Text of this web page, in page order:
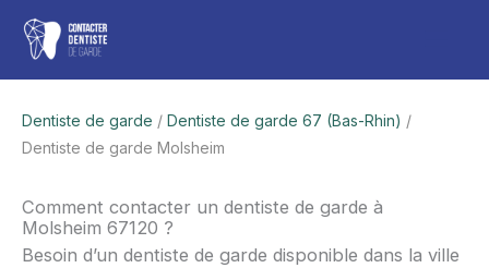
Aller
contenu
Dentiste de garde / Dentiste de garde 67 (Bas-Rhin) /
Dentiste de garde Molsheim
Comment contacter un dentiste de garde à
Molsheim 67120 ?
Besoin d’un dentiste de garde disponible dans la ville